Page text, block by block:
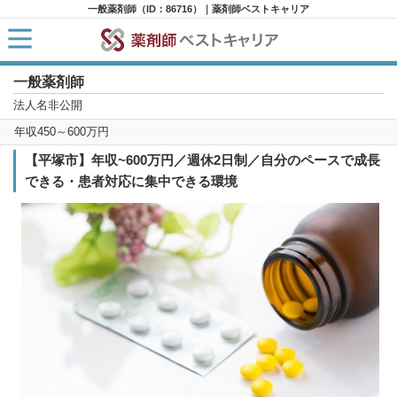
一般薬剤師（ID：86716）｜薬剤師ベストキャリア
一般薬剤師
法人名非公開
年収450～600万円
【平塚市】年収~600万円／週休2日制／自分のペースで成長
できる・患者対応に集中できる環境
HOME
求人検索
新着求人
求人ランキング
キャリアアドバイザー紹介
コラム
転職支援サービスに申し込む